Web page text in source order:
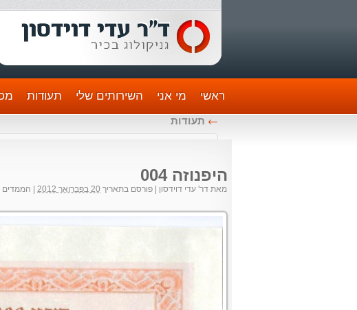
ראשי מי אני השירותים שלי תעודות
← תעודות
היפנוזה 004
מאת דר' עדי דוידסון פורסם בתאריך 20 בפברואר 2012